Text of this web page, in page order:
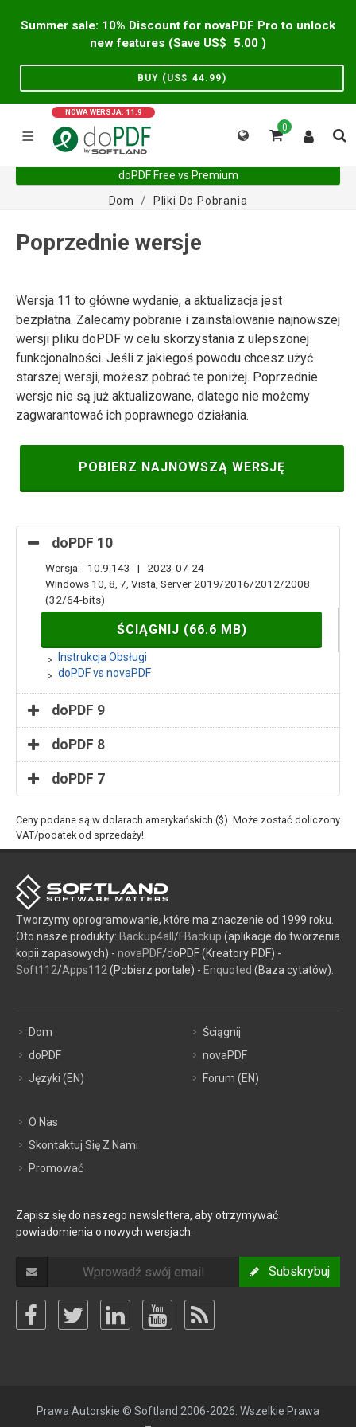
Summer sale: 10% Discount for novaPDF Pro to unlock
new features (Save US$
5.00 )
BUY (US$ 44.99)
NOWA WERSJA: 11.9
0
doPDF Free vs Premium
Dom
Pliki Do Pobrania
Poprzednie wersje
Wersja 11 to główne wydanie, a aktualizacja jest
bezpłatna. Zalecamy pobranie i zainstalowanie najnowszej
wersji pliku doPDF w celu skorzystania z ulepszonej
funkcjonalności. Jeśli z jakiegoś powodu chcesz użyć
starszej wersji, możesz pobrać te poniżej. Poprzednie
wersje nie są już aktualizowane, dlatego nie możemy
zagwarantować ich poprawnego działania.
POBIERZ NAJNOWSZĄ WERSJĘ
doPDF 10
Wersja: 10.9.143 | 2023-07-24
Windows 10, 8, 7, Vista, Server 2019/2016/2012/2008
(32/64-bits)
ŚCIĄGNIJ (66.6 MB)
Instrukcja Obsługi
doPDF vs novaPDF
doPDF 9
doPDF 8
doPDF 7
Ceny podane są w dolarach amerykańskich ($). Może zostać doliczony
VAT/podatek od sprzedaży!
Tworzymy oprogramowanie, które ma znaczenie od 1999 roku.
Oto nasze produkty: Backup4all /FBackup (aplikacje do tworzenia
kopii zapasowych) - novaPDF/doPDF (Kreatory PDF) -
Soft112/Apps112 (Pobierz portale) - Enquoted (Baza cytatów).
Dom
doPDF
Języki (EN)
Ściągnij
novaPDF
Forum (EN)
O Nas
Skontaktuj Się Z Nami
Promować
Zapisz się do naszego newslettera, aby otrzymywać
powiadomienia o nowych wersjach:
Subskrybuj
Prawa Autorskie © Softland 2006-2026. Wszelkie Prawa